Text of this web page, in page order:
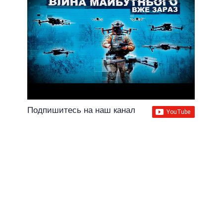
Подпишитесь на наш канал